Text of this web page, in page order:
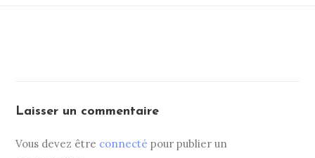
Laisser un commentaire
Vous devez être connecté pour publier un